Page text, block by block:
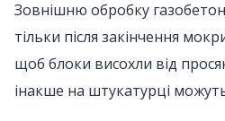
Зовнішню обробку
тільки після закінчення
щоб блоки висохли від
інакше на штукатурці